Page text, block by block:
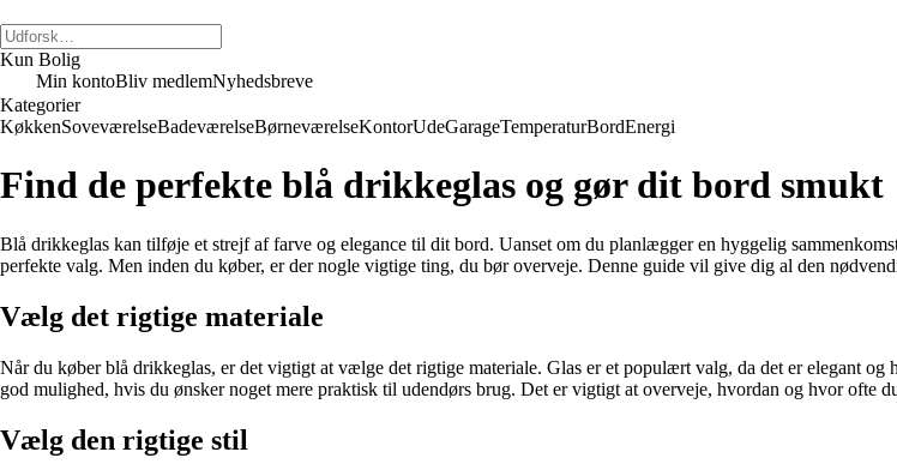
Kun Bolig
Min kontoBliv medlemNyhedsbreve
Kategorier
KøkkenSoveværelseBadeværelseBørneværelseKontorUdeGarageTemperaturBordEnergi
Find de perfekte blå drikkeglas og gør dit bord smukt
Blå drikkeglas kan tilføje et strejf af farve og elegance til dit bord. Uanset om du planlægger en hyggelig
perfekte valg. Men inden du køber, er der nogle vigtige ting, du bør overveje. Denne guide vil give dig al den
Vælg det rigtige materiale
Når du køber blå drikkeglas, er det vigtigt at vælge det rigtige materiale. Glas er et populært valg, da det er elegant
god mulighed, hvis du ønsker noget mere praktisk til udendørs brug. Det er vigtigt at overveje, hvordan og hvor ofte
Vælg den rigtige stil